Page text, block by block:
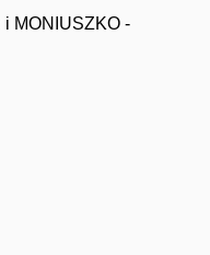
i MONIUSZKO -